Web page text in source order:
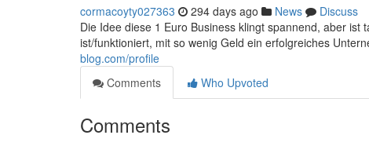
cormacoyty027363 294 days ago News
Discuss
Die Idee diese 1 Euro Business klingt spannend, aber
ist/funktioniert, mit so wenig Geld ein erfolgreiches
blog.com/profile
Comments
Who Upvoted
Comments